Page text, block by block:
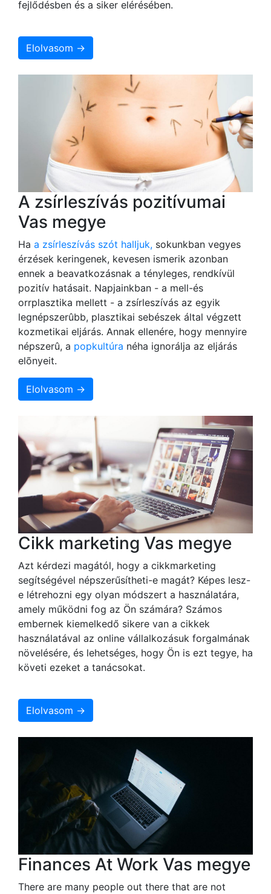
fejlődésben és a siker elérésében.
Elolvasom →
A zsírleszívás pozitívumai
Vas megye
Ha a zsírleszívás szót halljuk, sokunkban vegyes
érzések keringenek, kevesen ismerik azonban
ennek a beavatkozásnak a tényleges, rendkívül
pozitív hatásait. Napjainkban - a mell-és
orrplasztika mellett - a zsírleszívás az egyik
legnépszerûbb, plasztikai sebészek által végzett
kozmetikai eljárás. Annak ellenére, hogy mennyire
népszerû, a popkultúra néha ignorálja az eljárás
elõnyeit.
Elolvasom →
Cikk marketing Vas megye
Azt kérdezi magától, hogy a cikkmarketing
segítségével népszerűsítheti-e magát? Képes lesz-
e létrehozni egy olyan módszert a használatára,
amely működni fog az Ön számára? Számos
embernek kiemelkedő sikere van a cikkek
használatával az online vállalkozásuk forgalmának
növelésére, és lehetséges, hogy Ön is ezt tegye, ha
követi ezeket a tanácsokat.
Elolvasom →
Finances At Work Vas megye
There are many people out there that are not